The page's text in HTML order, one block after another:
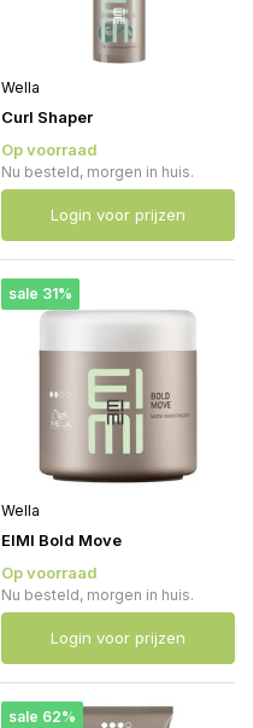
Wella
Curl Shaper
Op voorraad
Nu besteld, morgen in huis.
Login voor prijzen
sale 31%
Wella
EIMI Bold Move
Op voorraad
Nu besteld, morgen in huis.
Login voor prijzen
sale 62%